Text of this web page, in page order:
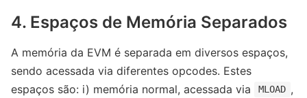
4. Espaços de Memória Separados
A memória da EVM é separada em diversos espaços,
sendo acessada via diferentes opcodes. Estes
espaços são: i) memória normal, acessada via
MLOAD ,